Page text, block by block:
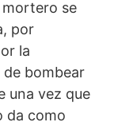
mortero se
por
la
bombear
una vez que
da como